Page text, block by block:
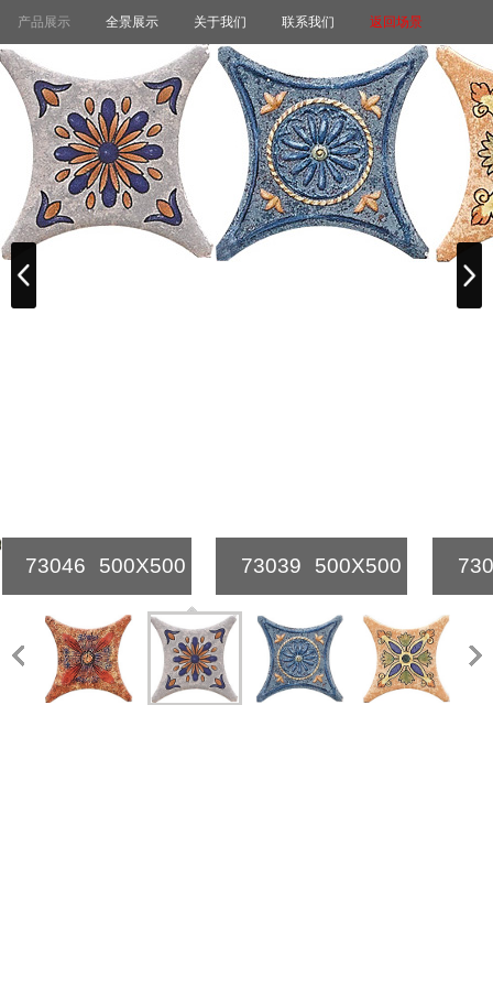
产品展示 全景展示 关于我们 联系我们 返回场景
73046 500X500 73039 500X500